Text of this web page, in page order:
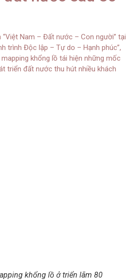
“Việt Nam – Đất nước – Con người” tại
trình Độc lập – Tự do – Hạnh phúc”,
khổng lồ tái hiện những mốc
triển đất nước thu hút nhiều khách
khổng lồ ở triển lãm 80